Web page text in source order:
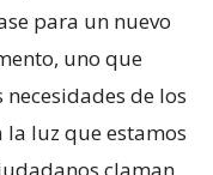
para un nuevo
uno que
de los
la luz que estamos